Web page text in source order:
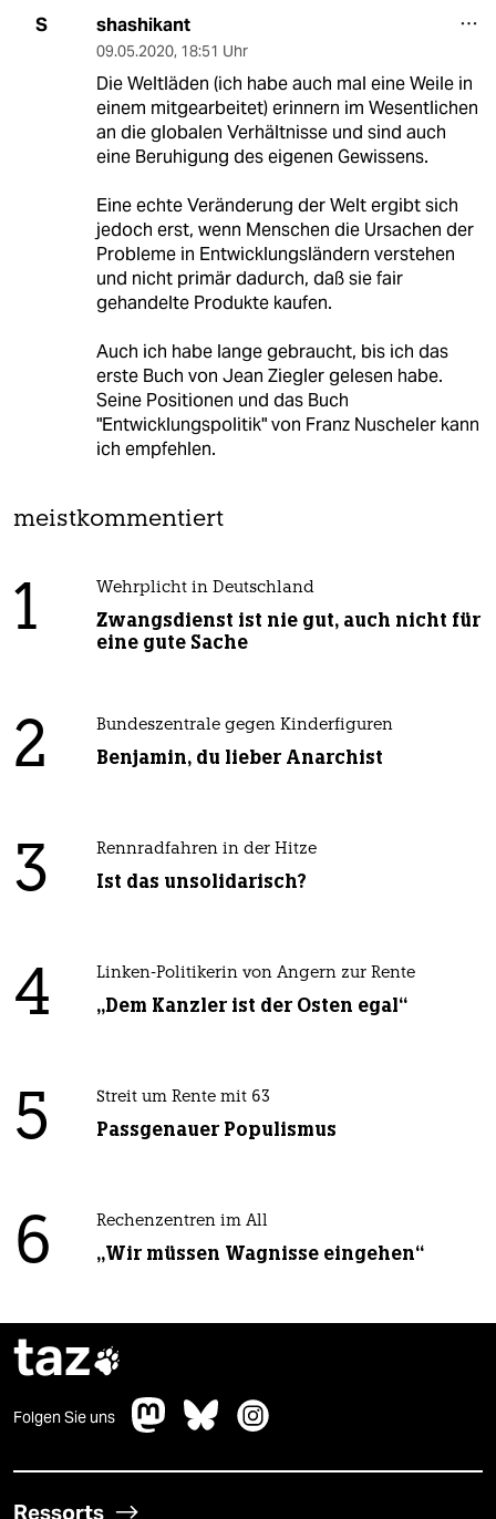
S shashikant
09.05.2020, 18:51 Uhr
Die Weltläden (ich habe auch mal eine Weile in
einem mitgearbeitet) erinnern im Wesentlichen
an die globalen Verhältnisse und sind auch
eine Beruhigung des eigenen Gewissens.
Eine echte Veränderung der Welt ergibt sich
jedoch erst, wenn Menschen die Ursachen der
Probleme in Entwicklungsländern verstehen
und nicht primär dadurch, daß sie fair
gehandelte Produkte kaufen.
Auch ich habe lange gebraucht, bis ich das
erste Buch von Jean Ziegler gelesen habe.
Seine Positionen und das Buch
"Entwicklungspolitik" von Franz Nuscheler kann
ich empfehlen.
meistkommentiert
1 Wehrplicht in Deutschland
Zwangsdienst ist nie gut, auch nicht für
eine gute Sache
2 Bundeszentrale gegen Kinderfiguren
Benjamin, du lieber Anarchist
3 Rennradfahren in der Hitze
Ist das unsolidarisch?
4 Linken-Politikerin von Angern zur Rente
„Dem Kanzler ist der Osten egal“
5 Streit um Rente mit 63
Passgenauer Populismus
6 Rechenzentren im All
„Wir müssen Wagnisse eingehen“
taz
Folgen Sie uns
Ressorts